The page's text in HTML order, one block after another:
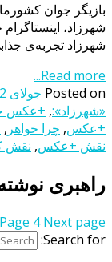
بازیگر جوان
شهرزاد،
شهرزاد تجربه‌ی
Read more...
Posted on جولای 2, 2017
«شهرزاد»:, +عکس
+عکس, چرا خواهر ,
نقش +عکس, نقش
راهبری
Page 4 Next page
Search for: